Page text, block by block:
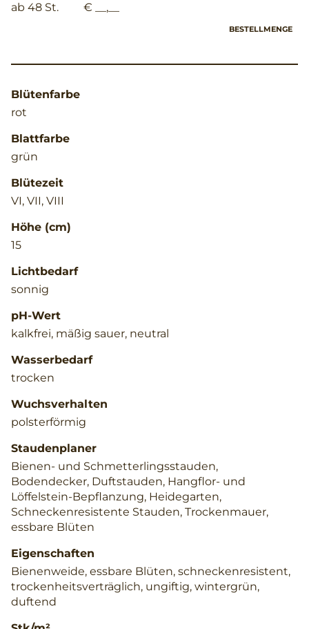
ab 48 St.
€ __,__
BESTELLMENGE
Blütenfarbe
rot
Blattfarbe
grün
Blütezeit
VI, VII, VIII
Höhe (cm)
15
Lichtbedarf
sonnig
pH-Wert
kalkfrei, mäßig sauer, neutral
Wasserbedarf
trocken
Wuchsverhalten
polsterförmig
Staudenplaner
Bienen- und Schmetterlingsstauden,
Bodendecker, Duftstauden, Hangflor- und
Löffelstein-Bepflanzung, Heidegarten,
Schneckenresistente Stauden, Trockenmauer,
essbare Blüten
Eigenschaften
Bienenweide, essbare Blüten, schneckenresistent,
trockenheitsverträglich, ungiftig, wintergrün,
duftend